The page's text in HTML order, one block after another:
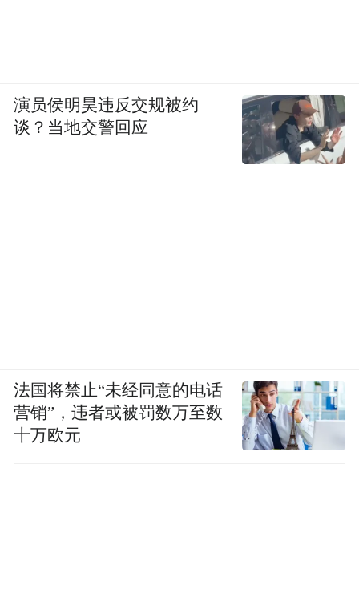
演员侯明昊违反交规被约
谈？当地交警回应
法国将禁止“未经同意的电话
营销”，违者或被罚数万至数
十万欧元